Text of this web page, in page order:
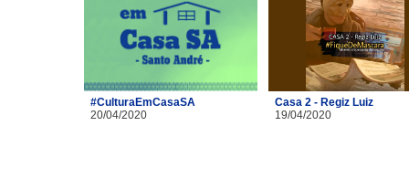
#CulturaEmCasaSA
20/04/2020
Casa 2 - Regiz Luiz
19/04/2020